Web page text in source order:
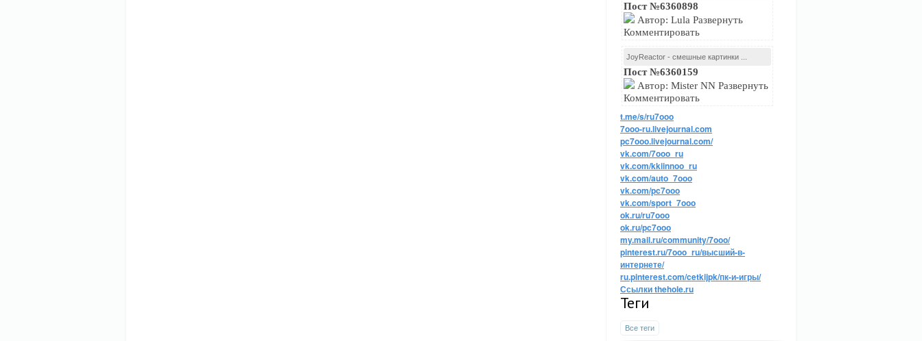
Пост №6360898
Автор: Lula Развернуть
Комментировать
JoyReactor - смешные картинки ...
Пост №6360159
Автор: Mister NN Развернуть
Комментировать
t.me/s/ru7ooo
7ooo-ru.livejournal.com
pc7ooo.livejournal.com/
vk.com/7ooo_ru
vk.com/kkiinnoo_ru
vk.com/auto_7ooo
vk.com/pc7ooo
vk.com/sport_7ooo
ok.ru/ru7ooo
ok.ru/pc7ooo
my.mail.ru/community/7ooo/
pinterest.ru/7ooo_ru/высший-в-
интернете/
ru.pinterest.com/cetkijpk/пк-и-игры/
Ссылки thehole.ru
Теги
Все теги